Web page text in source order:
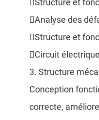
Structure et
Analyse des
Structure et
Circuit
3. Structure
Conception
correcte,